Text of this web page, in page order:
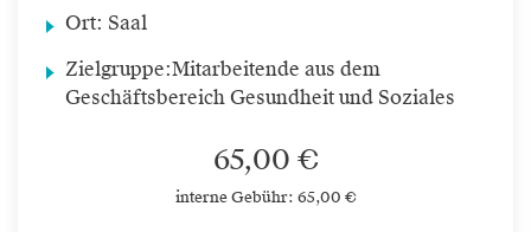
Ort: Saal
Zielgruppe:Mitarbeitende aus dem
Geschäftsbereich Gesundheit und Soziales
65,00 €
interne Gebühr: 65,00 €